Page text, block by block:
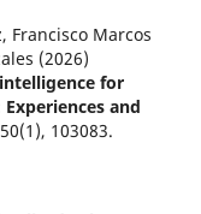
Francisco Marcos
(2026)
for
and
50(1), 103083.